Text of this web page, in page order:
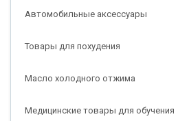
Автомобильные аксессуары
Товары для похудения
Масло холодного отжима
Медицинские товары для обучения